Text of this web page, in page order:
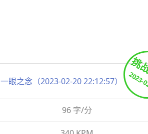
一眼之念（2023-02-20 22:12:57）
96 字/分
挑